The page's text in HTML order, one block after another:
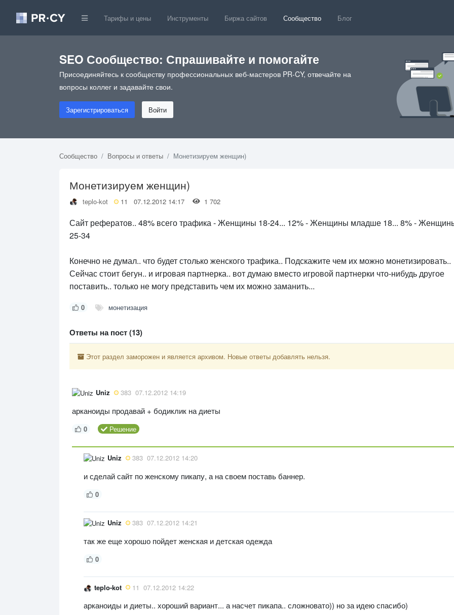
Тарифы и цены Инструменты Биржа сайтов Сообщество Блог
SEO Сообщество: Спрашивайте и помогайте
Присоединяйтесь к сообществу профессиональных веб-мастеров PR-CY, отвечайте на
вопросы коллег и задавайте свои.
Зарегистрироваться Войти
Сообщество Вопросы и ответы Монетизируем женщин)
Монетизируем женщин)
teplo-kot 11 07.12.2012 14:17 1 702
Сайт рефератов.. 48% всего трафика - Женщины 18-24... 12% - Женщины младше 18... 8% -
25-34
Конечно не думал.. что будет столько женского трафика.. Подскажите чем их можно монетизировать..
Сейчас стоит бегун.. и игровая партнерка.. вот думаю вместо игровой партнерки что-нибудь другое
поставить.. только не могу представить чем их можно заманить...
0 монетизация
Ответы на пост (13)
Этот раздел заморожен и является архивом. Новые ответы добавлять нельзя.
Uniz 383 07.12.2012 14:19
арканоиды продавай + бодиклик на диеты
0 Решение
Uniz 383 07.12.2012 14:20
и сделай сайт по женскому пикапу, а на своем поставь баннер.
0
Uniz 383 07.12.2012 14:21
так же еще хорошо пойдет женская и детская одежда
0
teplo-kot 11 07.12.2012 14:22
арканоиды и диеты.. хороший вариант... а насчет пикапа.. сложновато)) но за идею спасибо)